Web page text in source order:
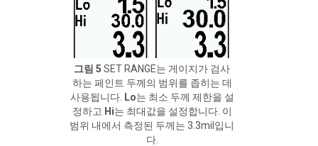
그림 5 SET RANGE는 게이지가 검사
하는 페인트 두께의 범위를 좁히는 데
사용됩니다. Lo는 최소 두께 제한을 설
정하고 Hi는 최대값을 설정합니다. 이
범위 내에서 측정된 두께는 3.3mil입니
다.